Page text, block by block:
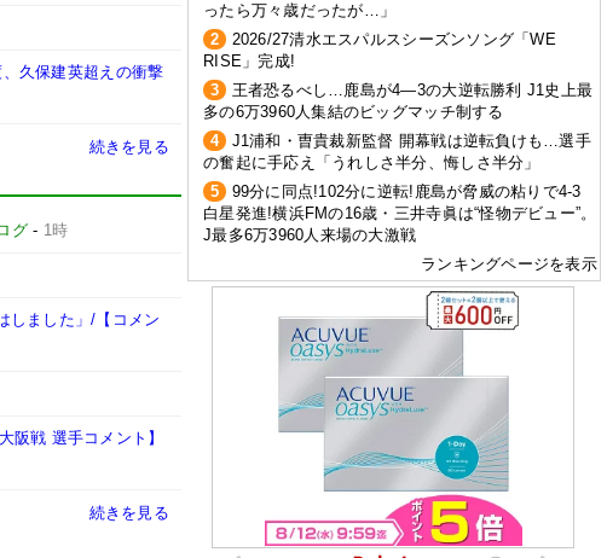
久保建英超えの衝撃
続きを見る
グ- 1時
しました」/【コメン
阪戦 選手コメント】
続きを見る
ったら万々歳だったが…」
2
2026/27清水エスパルスシーズンソング「WE
RISE」完成!
3
王者恐るべし…鹿島が4―3の大逆転勝利 J1史上最
多の6万3960人集結のビッグマッチ制する
4
J1浦和・曺貴裁新監督 開幕戦は逆転負けも…選手
の奮起に手応え「うれしさ半分、悔しさ半分」
5
99分に同点!102分に逆転!鹿島が脅威の粘りで4-3
白星発進!横浜FMの16歳・三井寺眞は“怪物デビュー”。
J最多6万3960人来場の大激戦
ランキングページを表示